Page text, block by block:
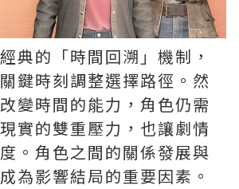
典的「時間回溯」機制，
鍵時刻調整選擇路徑。然
變時間的能力，角色仍需
實的雙重壓力，也讓劇情
。角色之間的關係發展與
為影響結局的重要因素。